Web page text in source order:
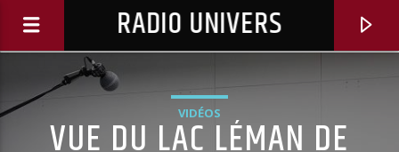
RADIO UNIVERS
VIDÉOS
VUE DU LAC LÉMAN DE